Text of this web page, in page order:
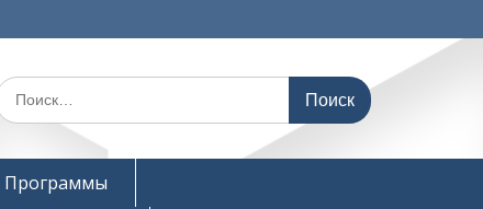
Программы